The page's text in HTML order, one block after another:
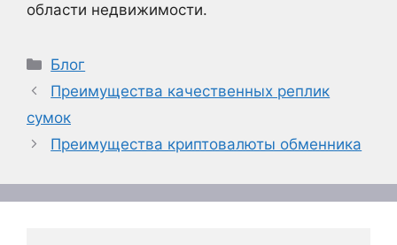
области недвижимости.
Рубрики
Блог
Преимущества качественных реплик
сумок
Преимущества криптовалюты обменника